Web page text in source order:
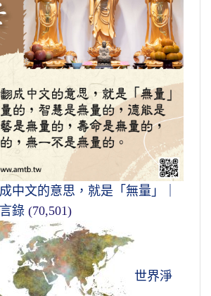
中文的意思，就是「無量」｜
錄 (70,501)
世界淨